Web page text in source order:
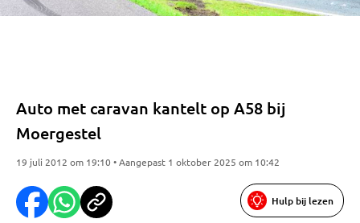
Auto met caravan kantelt op A58 bij
Moergestel
19 juli 2012 om 19:10 • Aangepast 1 oktober 2025 om 10:42
Hulp bij lezen